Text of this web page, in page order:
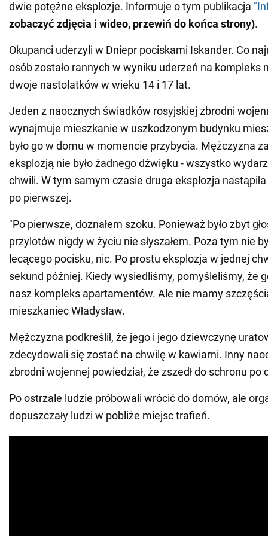
dwie potężne eksplozje. Informuje o tym publikacja
zobaczyć zdjęcia i wideo, przewiń do końca strony).
Okupanci uderzyli w Dniepr pociskami Iskander. Co
osób zostało rannych w wyniku uderzeń na kompleks
dwoje nastolatków w wieku 14 i 17 lat.
Jeden z naocznych świadków rosyjskiej zbrodni
wynajmuje mieszkanie w uszkodzonym budynku
było go w domu w momencie przybycia. Mężczyzna
eksplozją nie było żadnego dźwięku - wszystko
chwili. W tym samym czasie druga eksplozja
po pierwszej.
"Po pierwsze, doznałem szoku. Ponieważ było zbyt
przylotów nigdy w życiu nie słyszałem. Poza tym nie
lecącego pocisku, nic. Po prostu eksplozja w jednej
sekund później. Kiedy wysiedliśmy, pomyśleliśmy, że
nasz kompleks apartamentów. Ale nie mamy
mieszkaniec Władysław.
Mężczyzna podkreślił, że jego i jego dziewczynę
zdecydowali się zostać na chwilę w kawiarni. Inny
zbrodni wojennej powiedział, że zszedł do schronu
Po ostrzale ludzie próbowali wrócić do domów, ale
dopuszczały ludzi w pobliże miejsc trafień.